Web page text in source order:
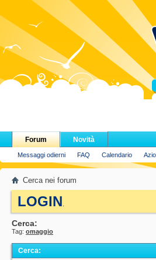
Forum
Messaggi odierni FAQ Calendario
Novità
Cerca nei forum
LOGIN.
Cerca:
Tag: omaggio
Cerca: